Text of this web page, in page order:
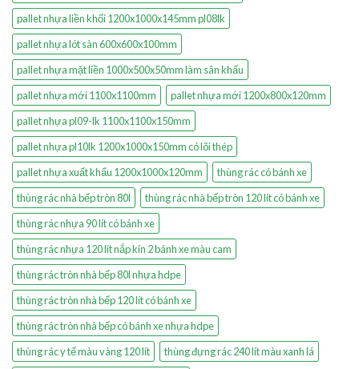
pallet nhựa liền khối 1200x1000x145mm pl08lk
pallet nhựa lót sàn 600x600x100mm
pallet nhựa mặt liền 1000x500x50mm làm sân khấu
pallet nhựa mới 1100x1100mm
pallet nhựa mới 1200x800x120mm
pallet nhựa pl09-lk 1100x1100x150mm
pallet nhựa pl10lk 1200x1000x150mm có lõi thép
pallet nhựa xuất khẩu 1200x1000x120mm
thùng rác có bánh xe
thùng rác nhà bếp tròn 80l
thùng rác nhà bếp tròn 120 lít có bánh xe
thùng rác nhựa 90 lít có bánh xe
thùng rác nhựa 120 lít nắp kín 2 bánh xe màu cam
thùng rác tròn nhà bếp 80l nhựa hdpe
thùng rác tròn nhà bếp 120 lít có bánh xe
thùng rác tròn nhà bếp có bánh xe nhựa hdpe
thùng rác y tế màu vàng 120 lít
thùng đựng rác 240 lít màu xanh lá